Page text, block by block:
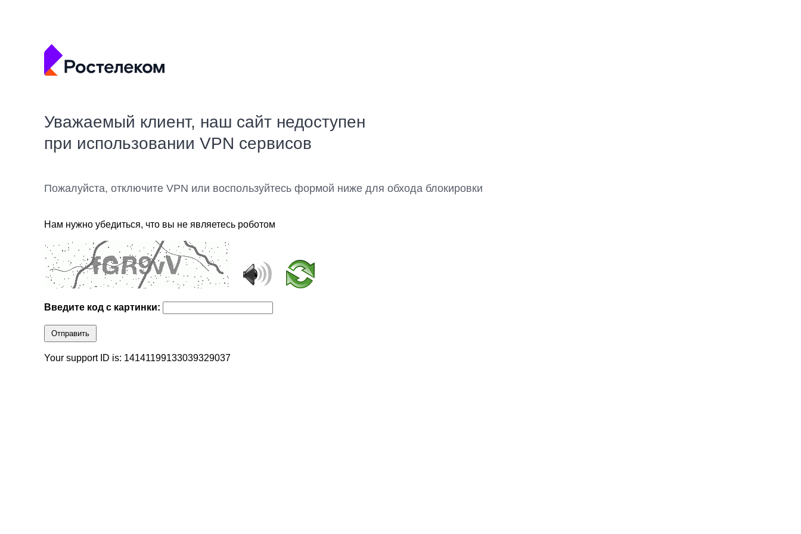
Уважаемый клиент, наш сайт недоступен
при использовании VPN сервисов
Пожалуйста, отключите VPN или воспользуйтесь формой ниже для обхода блокировки
Нам нужно убедиться, что вы не являетесь роботом
Введите код с картинки:
Отправить
Your support ID is: 14141199133039329037